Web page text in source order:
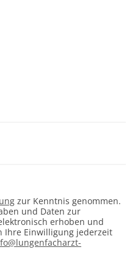
zur Kenntnis genommen.
und Daten zur
erhoben und
Ihre Einwilligung jederzeit